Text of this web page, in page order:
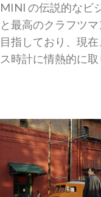
MINI の伝説的なビ
と最高のクラフツ
目指しており、現
ス時計に情熱的に取